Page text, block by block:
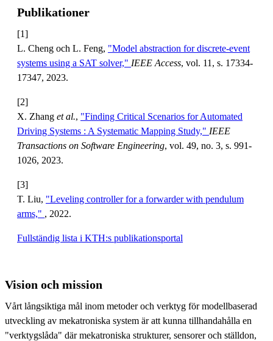
Publikationer
[1]
L. Cheng och L. Feng, "Model abstraction for discrete-event
systems using a SAT solver," IEEE Access, vol. 11, s. 17334-
17347, 2023.
[2]
X. Zhang et al., "Finding Critical Scenarios for Automated
Driving Systems : A Systematic Mapping Study," IEEE
Transactions on Software Engineering, vol. 49, no. 3, s. 991-
1026, 2023.
[3]
T. Liu, "Leveling controller for a forwarder with pendulum
arms," , 2022.
Fullständig lista i KTH:s publikationsportal
Vision och mission
Vårt långsiktiga mål inom metoder och verktyg för modellbaserad
utveckling av mekatroniska system är att kunna tillhandahålla en
"verktygslåda" där mekatroniska strukturer, sensorer och ställdon,